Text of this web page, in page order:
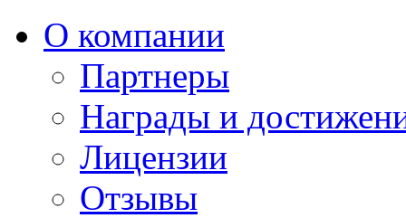
О компании
Партнеры
Награды и
Лицензии
Отзывы